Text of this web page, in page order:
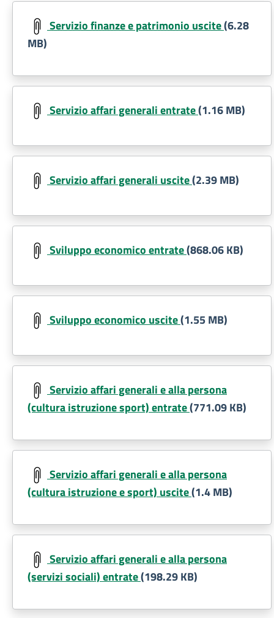
Document
Servizio finanze e patrimonio uscite(6.28
MB)
Document
Servizio affari generali entrate(1.16 MB)
Document
Servizio affari generali uscite(2.39 MB)
Document
Sviluppo economico entrate(868.06 KB)
Document
Sviluppo economico uscite(1.55 MB)
Document
Servizio affari generali e alla persona
(cultura istruzione sport) entrate(771.09 KB)
Document
Servizio affari generali e alla persona
(cultura istruzione e sport) uscite(1.4 MB)
Document
Servizio affari generali e alla persona
(servizi sociali) entrate(198.29 KB)